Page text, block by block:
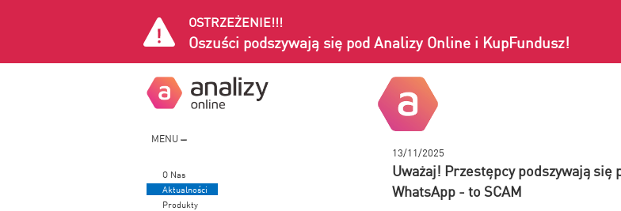
OSTRZEŻENIE!!!
Oszuści podszywają się pod Analizy Online i KupFundusz!
MENU
O Nas
Aktualności
Produkty
13/11/2025
Uważaj! Przestępcy podszywają się
WhatsApp - to SCAM